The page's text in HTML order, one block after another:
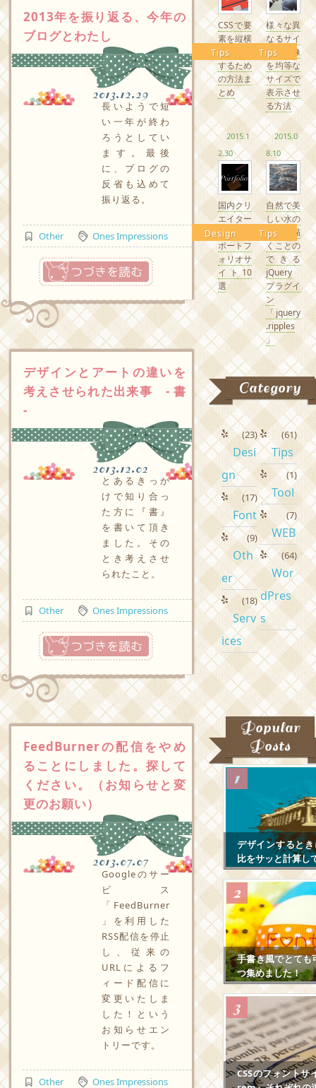
2013年を振り返る、今年の
ブログとわたし
2013.12.29
長いようで短
い一年が終わ
ろうとしてい
ます。最後
に、ブログの
反省も込めて
振り返る。
Other Ones Impressions
つづきを読む
デザインとアートの違いを
考えさせられた出来事 - 書
-
2013.12.02
とあるきっか
けで知り合っ
た方に『書』
を書いて頂き
ました。その
とき考えさせ
られたこと。
Other Ones Impressions
つづきを読む
FeedBurnerの配信をやめ
ることにしました。探して
ください。（お知らせと変
更のお願い）
2013.07.07
Googleのサー
ビス
「FeedBurner
」を利用した
RSS配信を停止
し、従来の
URLによるフ
ィード配信に
変更いたしま
した！という
お知らせエン
トリーです。
Other Ones Impressions
Tips
CSSで要
素を縦横
中央配置
するため
の方法ま
とめ
Tips
様々な異
なるサイ
ズの画像
を均等な
サイズで
表示させ
る方法
2015.1
2.30
Design
国内クリ
エイター
の素敵な
ポートフ
ォリオサ
イト10
選
2015.0
8.10
Tips
自然で美
しい水の
波紋を描
くことの
できる
jQuery
プラグイ
ン
「jquery
.ripples
」
Category
Desi
gn
(23)
Font
(17)
Oth
er
(9)
Serv
ices
(18)
Tips
(61)
Tool
(1)
WEB
(7)
Wor
dPres
s
(64)
Popular
Posts
デザインすると
比をサッと計算し
手書き風でとても
つ集めました！
CSSのフォント